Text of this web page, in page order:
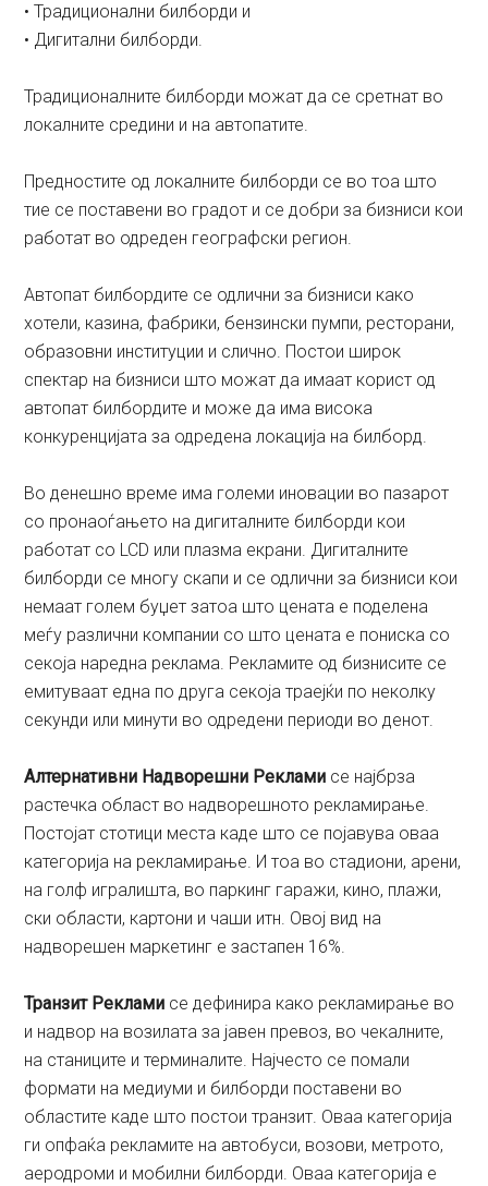
• Традиционални билборди и
• Дигитални билборди.
Традиционалните билборди можат да се сретнат во
локалните средини и на автопатите.
Предностите од локалните билборди се во тоа што
тие се поставени во градот и се добри за бизниси кои
работат во одреден географски регион.
Автопат билбордите се одлични за бизниси како
хотели, казина, фабрики, бензински пумпи, ресторани,
образовни институции и слично. Постои широк
спектар на бизниси што можат да имаат корист од
автопат билбордите и може да има висока
конкуренцијата за одредена локација на билборд.
Во денешно време има големи иновации во пазарот
со пронаоѓањето на дигиталните билборди кои
работат со LCD или плазма екрани. Дигиталните
билборди се многу скапи и се одлични за бизниси кои
немаат голем буџет затоа што цената е поделена
меѓу различни компании со што цената е пониска со
секоја наредна реклама. Рекламите од бизнисите се
емитуваат една по друга секоја траејќи по неколку
секунди или минути во одредени периоди во денот.
Алтернативни Надворешни Реклами се најбрза
растечка област во надворешното рекламирање.
Постојат стотици места каде што се појавува оваа
категорија на рекламирање. И тоа во стадиони, арени,
на голф игралишта, во паркинг гаражи, кино, плажи,
ски области, картони и чаши итн. Овој вид на
надворешен маркетинг е застапен 16%.
Транзит Реклами се дефинира како рекламирање во
и надвор на возилата за јавен превоз, во чекалните,
на станиците и терминалите. Најчесто се помали
формати на медиуми и билборди поставени во
областите каде што постои транзит. Оваа категорија
ги опфаќа рекламите на автобуси, возови, метрото,
аеродроми и мобилни билборди. Оваа категорија е